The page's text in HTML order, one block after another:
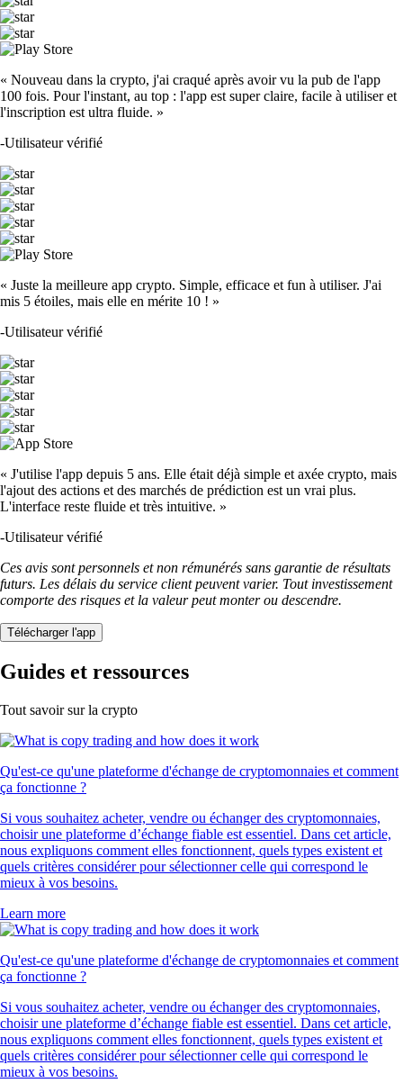
« Nouveau dans la crypto, j'ai craqué après avoir vu la pub de l'app
100 fois. Pour l'instant, au top : l'app est super claire, facile à utiliser et
l'inscription est ultra fluide. »
-Utilisateur vérifié
« Juste la meilleure app crypto. Simple, efficace et fun à utiliser. J'ai
mis 5 étoiles, mais elle en mérite 10 ! »
-Utilisateur vérifié
« J'utilise l'app depuis 5 ans. Elle était déjà simple et axée crypto, mais
l'ajout des actions et des marchés de prédiction est un vrai plus.
L'interface reste fluide et très intuitive. »
-Utilisateur vérifié
Ces avis sont personnels et non rémunérés sans garantie de résultats
futurs. Les délais du service client peuvent varier. Tout investissement
comporte des risques et la valeur peut monter ou descendre.
Télécharger l'app
Guides et ressources
Tout savoir sur la crypto
Qu'est-ce qu'une plateforme d'échange de cryptomonnaies et comment
ça fonctionne ?
Si vous souhaitez acheter, vendre ou échanger des cryptomonnaies,
choisir une plateforme d’échange fiable est essentiel. Dans cet article,
nous expliquons comment elles fonctionnent, quels types existent et
quels critères considérer pour sélectionner celle qui correspond le
mieux à vos besoins.
Learn more
Qu'est-ce qu'une plateforme d'échange de cryptomonnaies et comment
ça fonctionne ?
Si vous souhaitez acheter, vendre ou échanger des cryptomonnaies,
choisir une plateforme d’échange fiable est essentiel. Dans cet article,
nous expliquons comment elles fonctionnent, quels types existent et
quels critères considérer pour sélectionner celle qui correspond le
mieux à vos besoins.